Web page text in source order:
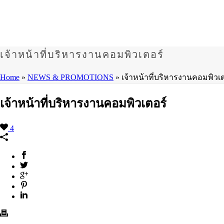
เจ้าหน้าที่บริหารงานคอมพิวเตอร์
Home » NEWS & PROMOTIONS » เจ้าหน้าที่บริหารงานคอมพิวเ
เจ้าหน้าที่บริหารงานคอมพิวเตอร์
4